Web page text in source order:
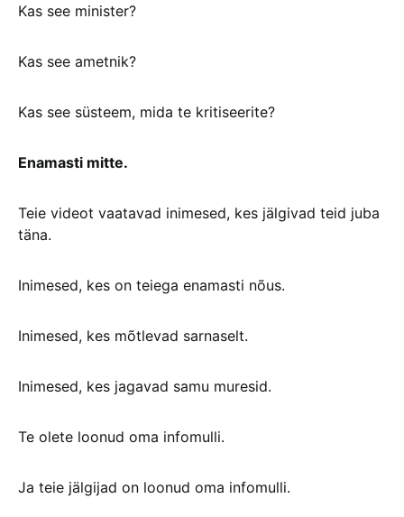
Kas see minister?
Kas see ametnik?
Kas see süsteem, mida te kritiseerite?
Enamasti mitte.
Teie videot vaatavad inimesed, kes jälgivad teid juba
täna.
Inimesed, kes on teiega enamasti nõus.
Inimesed, kes mõtlevad sarnaselt.
Inimesed, kes jagavad samu muresid.
Te olete loonud oma infomulli.
Ja teie jälgijad on loonud oma infomulli.